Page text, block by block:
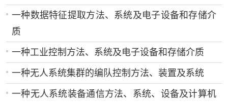
一种数据特征提取方法、系统及电子设备和存储介
质
一种工业控制方法、系统及电子设备和存储介质
一种无人系统集群的编队控制方法、装置及系统
一种无人系统装备通信方法、系统、设备及计算机